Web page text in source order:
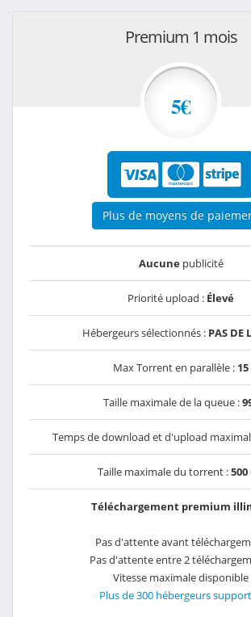
Premium 1 mois
5€
Plus de moyens de
Aucunepublicité
Priorité upload : Élevé
Hébergeurs sélectionnés : PAS DE
Max Torrent en parallèle : 15
Taille maximale de la queue :
Temps de download et d'upload
Taille maximale du torrent :500
Téléchargement premium
Pas d'attente avant
Pas d'attente entre 2
Vitesse maximale disponible
Plus de 300 hébergeurs